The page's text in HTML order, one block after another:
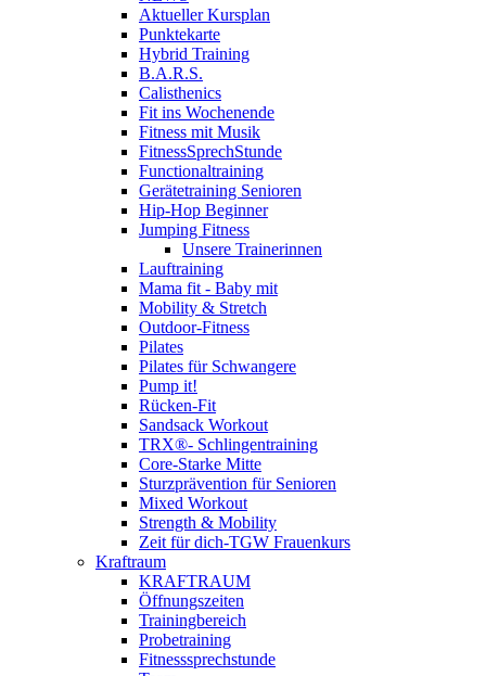
Aktueller Kursplan
Punktekarte
Hybrid Training
B.A.R.S.
Calisthenics
Fit ins Wochenende
Fitness mit Musik
FitnessSprechStunde
Functionaltraining
Gerätetraining Senioren
Hip-Hop Beginner
Jumping Fitness
Unsere Trainerinnen
Lauftraining
Mama fit - Baby mit
Mobility & Stretch
Outdoor-Fitness
Pilates
Pilates für Schwangere
Pump it!
Rücken-Fit
Sandsack Workout
TRX®- Schlingentraining
Core-Starke Mitte
Sturzprävention für Senioren
Mixed Workout
Strength & Mobility
Zeit für dich-TGW Frauenkurs
Kraftraum
KRAFTRAUM
Öffnungszeiten
Trainingbereich
Probetraining
Fitnesssprechstunde